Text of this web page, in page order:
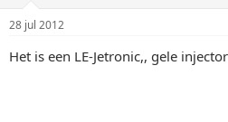
28 jul 2012
Het is een LE-Jetronic,, gele